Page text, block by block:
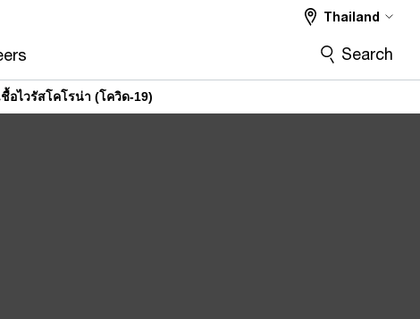
Thailand
Search
อไวรัสโคโรน่า (โควิด-19)